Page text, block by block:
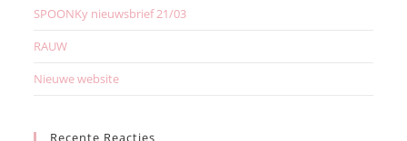
SPOONKy nieuwsbrief 21/03
RAUW
Nieuwe website
Recente Reacties